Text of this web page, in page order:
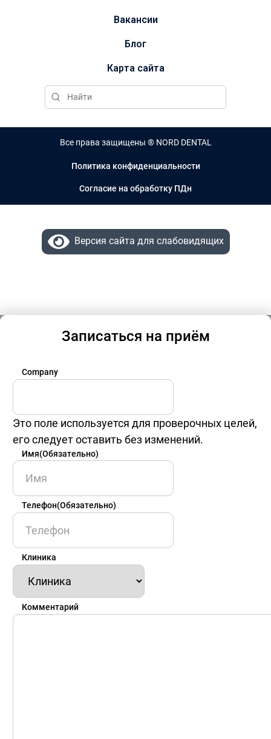
Вакансии
Блог
Карта сайта
Все права защищены ® NORD DENTAL
Политика конфиденциальности
Согласие на обработку ПДн
Версия сайта для слабовидящих
Записаться на приём
Company
Это поле используется для проверочных целей,
его следует оставить без изменений.
Имя(Обязательно)
Имя
Телефон(Обязательно)
Клиника
Комментарий